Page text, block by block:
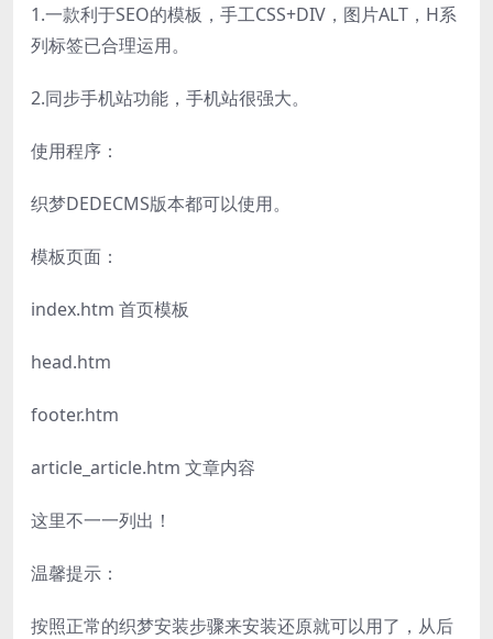
1.一款利于SEO的模板，手工CSS+DIV，图片ALT，H系
列标签已合理运用。
2.同步手机站功能，手机站很强大。
使用程序：
织梦DEDECMS版本都可以使用。
模板页面：
index.htm 首页模板
head.htm
footer.htm
article_article.htm 文章内容
这里不一一列出！
温馨提示：
按照正常的织梦安装步骤来安装还原就可以用了，从后